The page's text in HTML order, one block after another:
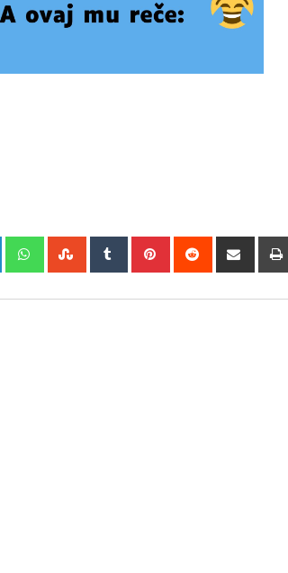
LinkedIn WhatsappStumbleUpon
Tumblr Pinterest Reddit
Share